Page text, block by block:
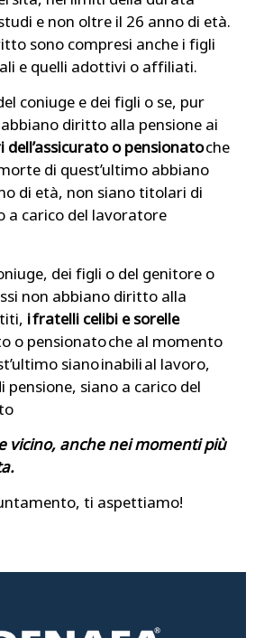
e non oltre il 26 anno di età.
sono compresi anche i figli
e quelli adottivi o affiliati.
coniuge e dei figli o se, pur
diritto alla pensione ai
dell’assicurato o pensionatoche
di quest’ultimo abbiano
di età, non siano titolari di
a carico del lavoratore
dei figli o del genitore o
non abbiano diritto alla
i fratelli celibi e sorelle
o pensionato che al momento
siano inabili al lavoro,
siano a carico del
vicino, anche nei momenti più
ti aspettiamo!